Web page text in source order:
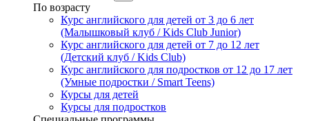
По возрасту
Курс английского для детей от 3 до 6 лет
(Малышковый клуб / Kids Club Junior)
Курс английского для детей от 7 до 12 лет
(Детский клуб / Kids Club)
Курс английского для подростков от 12 до 17 лет
(Умные подростки / Smart Teens)
Курсы для детей
Курсы для подростков